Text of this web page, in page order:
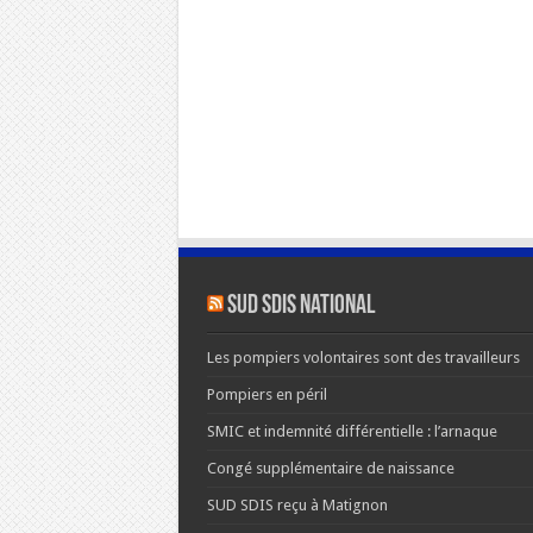
SUD SDIS national
Les pompiers volontaires sont des travailleurs
Pompiers en péril
SMIC et indemnité différentielle : l’arnaque
Congé supplémentaire de naissance
SUD SDIS reçu à Matignon